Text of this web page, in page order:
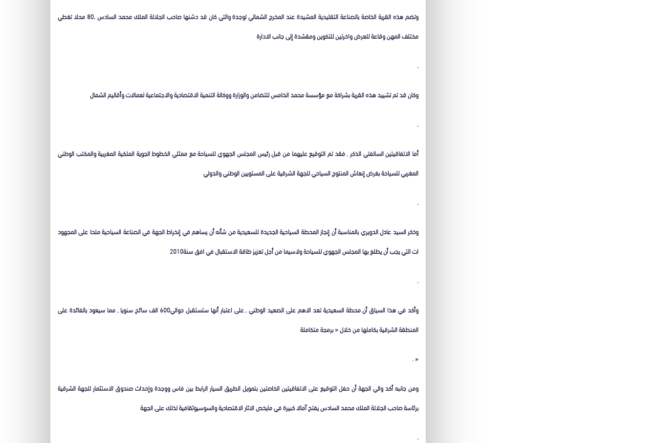
وتضم هذه القرية الخاصة بالصناعة التقليدية المشيدة عند المخرج الشمالي لوجدة والتي كان قد دشنها صاحب الجلالة الملك محمد السادس ,80 محلا تغطي
مختلف المهن وقاعة للعرض واخرتين للتكوين ومقشدة إلى جانب الادارة
.
وكان قد تم تشييد هذه القرية بشراكة مع مؤسسة محمد الخامس للتضامن والوزارة ووكالة التنمية الاقتصادية والاجتماعية لعمالات وأقاليم الشمال
.
أما الاتفاقيتين السالفتي الذكر , فقد تم التوقيع عليهما من قبل رئيس المجلس الجهوي للسياحة مع ممثلي الخطوط الجوية الملكية المغربية والمكتب الوطني
المغربي للسياحة بغرض إنعاش المنتوج السياحي للجهة الشرقية على المستويين الوطني والدولي
.
وذكر السيد عادل الدويري بالمناسبة أن إنجاز المحطة السياحية الجديدة للسعيدية من شأنه أن يساهم في إنخراط الجهة في الصناعة السياحية ملحا على المجهود
ات التي يجب أن يطلع بها المجلس الجهوي للسياحة ولاسيما من أجل تعزيز طاقة الاستقبال في افق سنة2010
.
وأكد في هذا السياق أن محطة السعيدية تعد الاهم على الصعيد الوطني , على اعتبار أنها ستستقبل حوالي600 الف سائح سنويا , مما سيعود بالفائدة على
المنطقة الشرقية بكاملها من خلال « برمجة متكاملة
« .
ومن جانبه أكد والي الجهة أن حفل التوقيع على الاتفاقيتين الخاصتين بتمويل الطريق السيار الرابط بين فاس ووجدة وإحداث صندوق الاستثمار للجهة الشرقية
برئاسة صاحب الجلالة الملك محمد السادس يفتح آمالا كبيرة في مايخص الاثار الاقتصادية والسوسيوثقافية لذلك على الجهة
.